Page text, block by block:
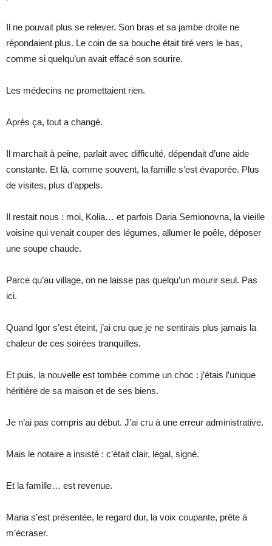
Il ne pouvait plus se relever. Son bras et sa jambe droite ne
répondaient plus. Le coin de sa bouche était tiré vers le bas,
comme si quelqu’un avait effacé son sourire.
Les médecins ne promettaient rien.
Après ça, tout a changé.
Il marchait à peine, parlait avec difficulté, dépendait d’une aide
constante. Et là, comme souvent, la famille s’est évaporée. Plus
de visites, plus d’appels.
Il restait nous : moi, Kolia… et parfois Daria Semionovna, la vieille
voisine qui venait couper des légumes, allumer le poêle, déposer
une soupe chaude.
Parce qu’au village, on ne laisse pas quelqu’un mourir seul. Pas
ici.
Quand Igor s’est éteint, j’ai cru que je ne sentirais plus jamais la
chaleur de ces soirées tranquilles.
Et puis, la nouvelle est tombée comme un choc : j’étais l’unique
héritière de sa maison et de ses biens.
Je n’ai pas compris au début. J’ai cru à une erreur administrative.
Mais le notaire a insisté : c’était clair, légal, signé.
Et la famille… est revenue.
Maria s’est présentée, le regard dur, la voix coupante, prête à
m’écraser.